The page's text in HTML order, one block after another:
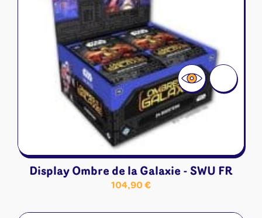
Display Ombre de la Galaxie - SWU FR
104,90€